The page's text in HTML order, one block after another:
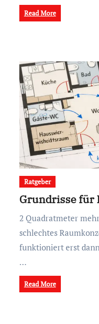
Read More
Ratgeber
Grundrisse für
2 Quadratmeter mehr Wohnfläche lösen kein
schlechtes
funktioniert erst
…
Read More